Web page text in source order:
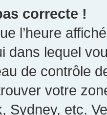
correcte !
l’heure
dans lequel
de contrôle
votre
Sydney, etc.